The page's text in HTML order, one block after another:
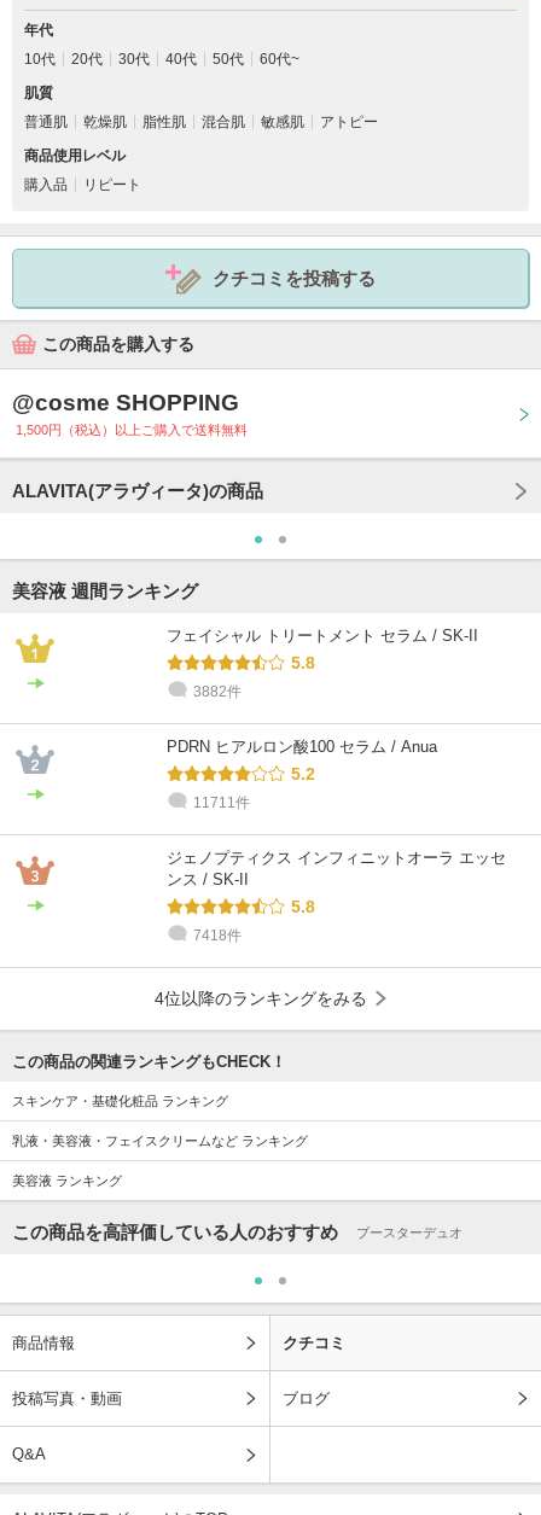
年代
10代
20代 30代 40代 50代
60代~
肌質
普通肌
乾燥肌 脂性肌 混合肌 敏感肌
アトピー
商品使用レベル
購入品
リピート
クチコミを投稿する
この商品を購入する
@cosme SHOPPING
1,500円（税込）以上ご購入で送料無料
ALAVITA(アラヴィータ)の商品
美容液 週間ランキング
フェイシャル トリートメント セラム / SK-II
5.8
3882件
PDRN ヒアルロン酸100 セラム / Anua
5.2
11711件
ジェノプティクス インフィニットオーラ エッセ
ンス / SK-II
5.8
7418件
4位以降のランキングをみる
この商品の関連ランキングもCHECK！
スキンケア・基礎化粧品 ランキング
乳液・美容液・フェイスクリームなど ランキング
美容液 ランキング
この商品を高評価している人のおすすめ ブースターデュオ
商品情報 クチコミ
投稿写真・動画 ブログ
Q&A